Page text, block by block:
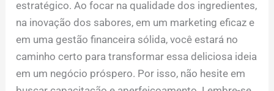
estratégico. Ao focar na qualidade dos ingredientes,
na inovação dos sabores, em um marketing eficaz e
em uma gestão financeira sólida, você estará no
caminho certo para transformar essa deliciosa ideia
em um negócio próspero. Por isso, não hesite em